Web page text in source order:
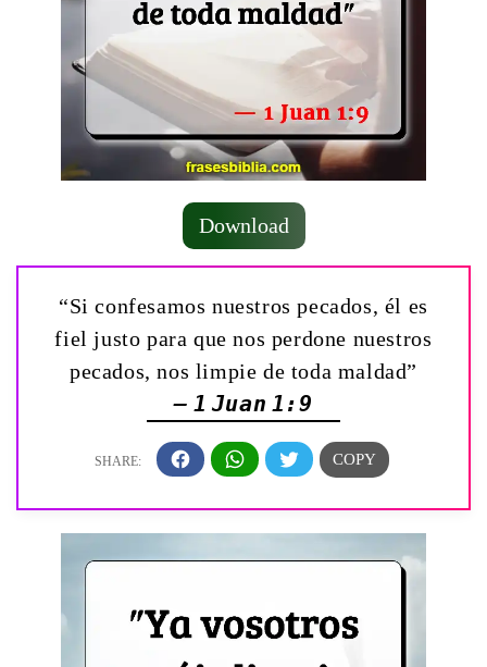
Download
“Si confesamos nuestros pecados, él es
fiel justo para que nos perdone nuestros
pecados, nos limpie de toda maldad”
— 1 Juan 1:9